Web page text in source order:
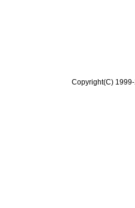
Copyright(C)